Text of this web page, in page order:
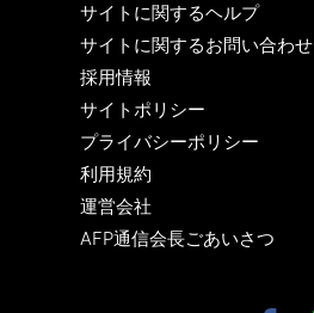
サイトに関するヘルプ
サイトに関するお問い合わせ
採用情報
サイトポリシー
プライバシーポリシー
利用規約
運営会社
AFP通信会長ごあいさつ